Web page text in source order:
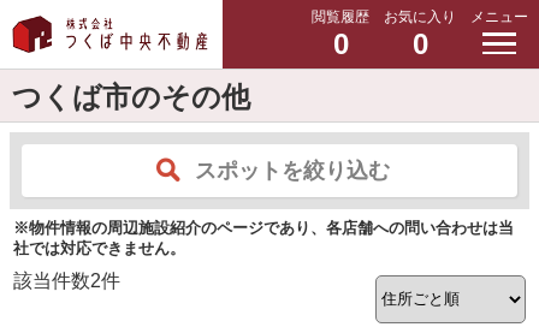
閲覧履歴
0
お気に入り
0
メニュー
つくば市のその他
スポットを絞り込む
※物件情報の周辺施設紹介のページであり、各店舗への問い合わせは当
社では対応できません。
該当件数2件